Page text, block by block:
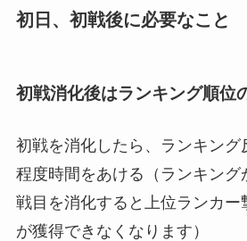
初日、初戦後に必要なこと
初戦消化後はランキング順位
初戦を消化したら、ランキング
程度時間をあける（ランキング
戦目を消化すると上位ランカー
が獲得できなくなります）